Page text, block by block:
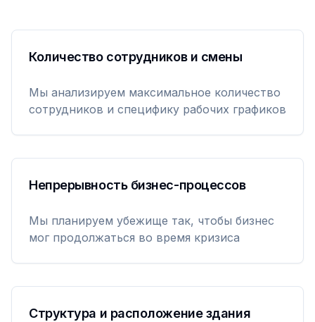
Количество сотрудников и смены
Мы анализируем максимальное количество
сотрудников и специфику рабочих графиков
Непрерывность бизнес-процессов
Мы планируем убежище так, чтобы бизнес
мог продолжаться во время кризиса
Структура и расположение здания